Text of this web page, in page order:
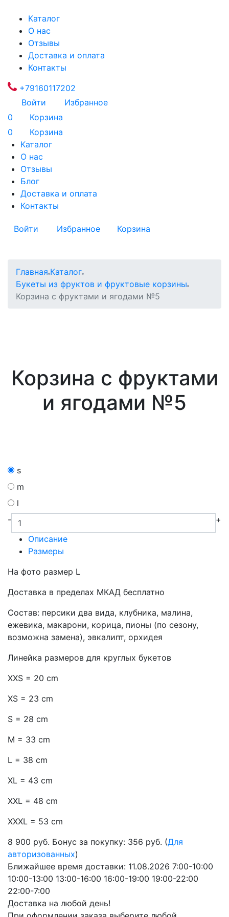
Каталог
О нас
Отзывы
Доставка и оплата
Контакты
+79160117202
Войти
Избранное
0
Корзина
0
Корзина
Каталог
О нас
Отзывы
Блог
Доставка и оплата
Контакты
Войти Избранное Корзина
Главная Каталог
Букеты из фруктов и фруктовые корзины
Корзина с фруктами и ягодами №5
Корзина с фруктами
и ягодами №5
s
m
l
-
+
Описание
Размеры
На фото размер L
Доставка в пределах МКАД бесплатно
Состав: персики два вида, клубника, малина,
ежевика, макарони, корица, пионы (по сезону,
возможна замена), эвкалипт, орхидея
Линейка размеров для круглых букетов
XXS = 20 cm
XS = 23 cm
S = 28 cm
M = 33 cm
L = 38 cm
XL = 43 cm
XXL = 48 cm
XXXL = 53 cm
8 900 руб. Бонус за покупку: 356 руб. (Для
авторизованных)
Ближайшее время доставки: 11.08.2026 7:00-10:00
10:00-13:00 13:00-16:00 16:00-19:00 19:00-22:00
22:00-7:00
Доставка на любой день!